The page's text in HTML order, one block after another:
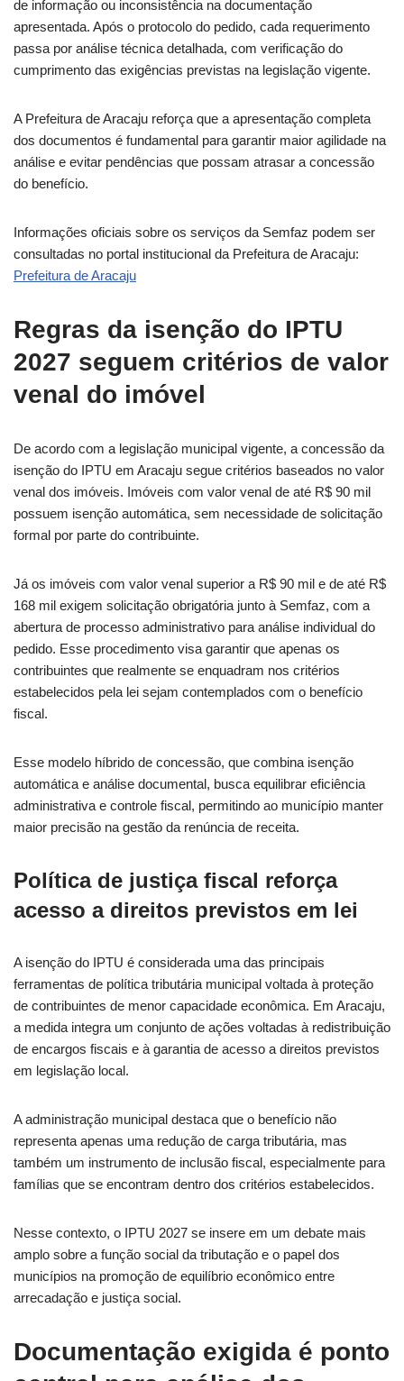
de informação ou inconsistência na documentação
apresentada. Após o protocolo do pedido, cada requerimento
passa por análise técnica detalhada, com verificação do
cumprimento das exigências previstas na legislação vigente.
A Prefeitura de Aracaju reforça que a apresentação completa
dos documentos é fundamental para garantir maior agilidade na
análise e evitar pendências que possam atrasar a concessão
do benefício.
Informações oficiais sobre os serviços da Semfaz podem ser
consultadas no portal institucional da Prefeitura de Aracaju:
Prefeitura de Aracaju
Regras da isenção do IPTU
2027 seguem critérios de valor
venal do imóvel
De acordo com a legislação municipal vigente, a concessão da
isenção do IPTU em Aracaju segue critérios baseados no valor
venal dos imóveis. Imóveis com valor venal de até R$ 90 mil
possuem isenção automática, sem necessidade de solicitação
formal por parte do contribuinte.
Já os imóveis com valor venal superior a R$ 90 mil e de até R$
168 mil exigem solicitação obrigatória junto à Semfaz, com a
abertura de processo administrativo para análise individual do
pedido. Esse procedimento visa garantir que apenas os
contribuintes que realmente se enquadram nos critérios
estabelecidos pela lei sejam contemplados com o benefício
fiscal.
Esse modelo híbrido de concessão, que combina isenção
automática e análise documental, busca equilibrar eficiência
administrativa e controle fiscal, permitindo ao município manter
maior precisão na gestão da renúncia de receita.
Política de justiça fiscal reforça
acesso a direitos previstos em lei
A isenção do IPTU é considerada uma das principais
ferramentas de política tributária municipal voltada à proteção
de contribuintes de menor capacidade econômica. Em Aracaju,
a medida integra um conjunto de ações voltadas à redistribuição
de encargos fiscais e à garantia de acesso a direitos previstos
em legislação local.
A administração municipal destaca que o benefício não
representa apenas uma redução de carga tributária, mas
também um instrumento de inclusão fiscal, especialmente para
famílias que se encontram dentro dos critérios estabelecidos.
Nesse contexto, o IPTU 2027 se insere em um debate mais
amplo sobre a função social da tributação e o papel dos
municípios na promoção de equilíbrio econômico entre
arrecadação e justiça social.
Documentação exigida é ponto